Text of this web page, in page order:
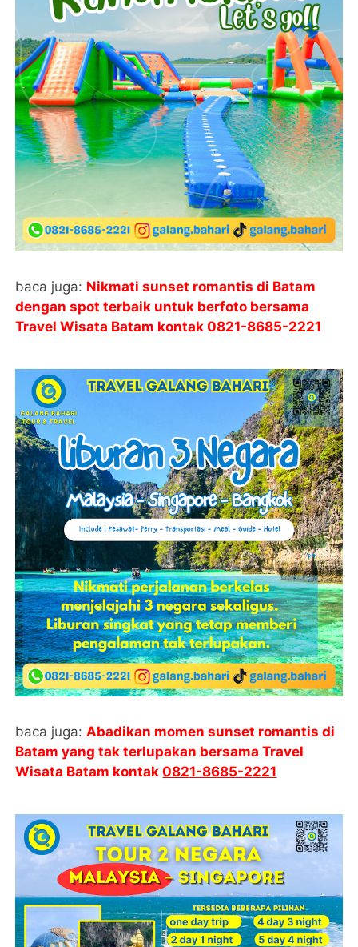
baca juga: Nikmati sunset romantis di Batam
dengan spot terbaik untuk berfoto bersama
Travel Wisata Batam kontak0821-8685-2221
baca juga:Abadikan momen sunset romantis di
Batam yang tak terlupakan bersama Travel
Wisata Batam kontak0821-8685-2221